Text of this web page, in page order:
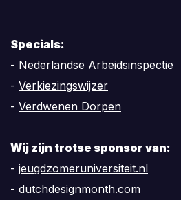
Specials:
- Nederlandse Arbeidsinspectie
- Verkiezingswijzer
- Verdwenen Dorpen
Wij zijn trotse sponsor van:
- jeugdzomeruniversiteit.nl
- dutchdesignmonth.com